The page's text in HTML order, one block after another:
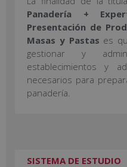
Panadería +
Presentación de
Masas y Pastas es
gestionar y
establecimientos y
necesarios para
panadería.
SISTEMA DE ESTUDIO